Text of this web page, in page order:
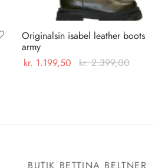
Originalsin isabel leather boots
army
kr. 1.199,50 kr.2.399,00
flere
BUTIK BETTINA BELTNER